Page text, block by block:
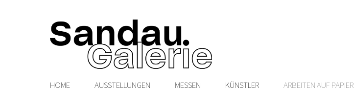
HOME AUSSTELLUNGEN MESSEN KÜNSTLER ARBEITEN AUF PAPIER